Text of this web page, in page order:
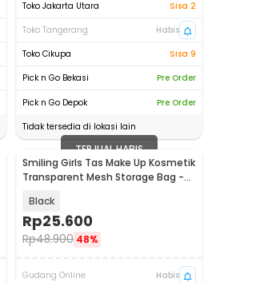
Toko Jakarta Utara
Sisa 2
Toko Tangerang
Habis
Toko Cikupa
Sisa 9
Pick n Go Bekasi
Pre Order
Pick n Go Depok
Pre Order
Tidak tersedia di lokasi lain
TERJUAL HABIS
Smiling Girls Tas Make Up Kosmetik
Transparent Mesh Storage Bag -
Black
Rp25.600
Rp48.900 48%
Gudang Online
Habis